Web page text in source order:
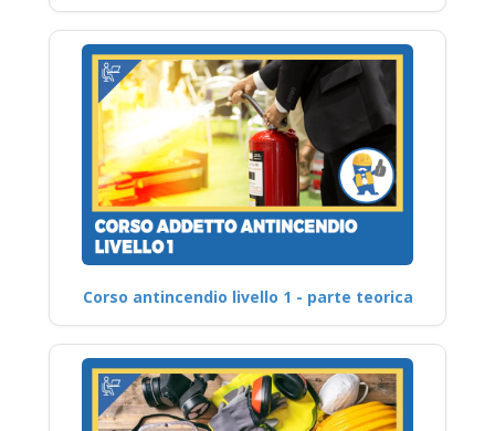
Corso antincendio livello 1 - parte teorica